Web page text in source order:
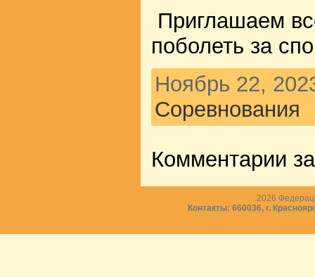
Приглашаем
поболеть за
Ноябрь 22,
Соревнования
Комментарии
2026
Контакты: 660036, г.